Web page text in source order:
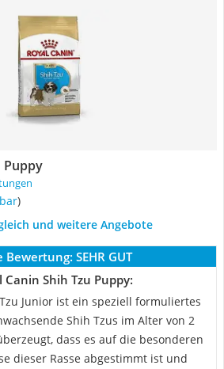
Puppy
)
und weitere Angebote
Bewertung: SEHR GUT
Shih Tzu Puppy:
Junior ist ein speziell formuliertes
Shih Tzus im Alter von 2
dass es auf die besonderen
dieser Rasse abgestimmt ist und